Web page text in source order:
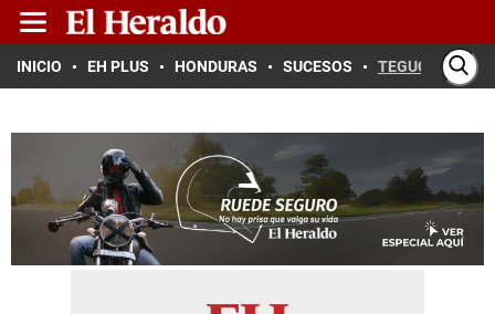
INICIO EH PLUS HONDURAS SUCESOS TEGUCIGALPA